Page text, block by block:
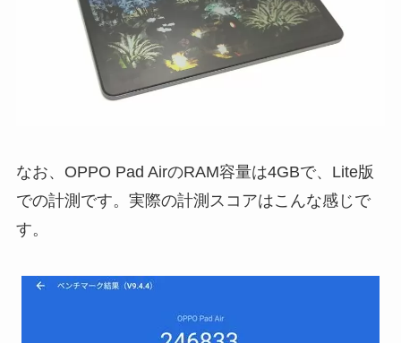
なお、OPPO Pad AirのRAM容量は4GBで、Lite版
での計測です。実際の計測スコアはこんな感じで
す。